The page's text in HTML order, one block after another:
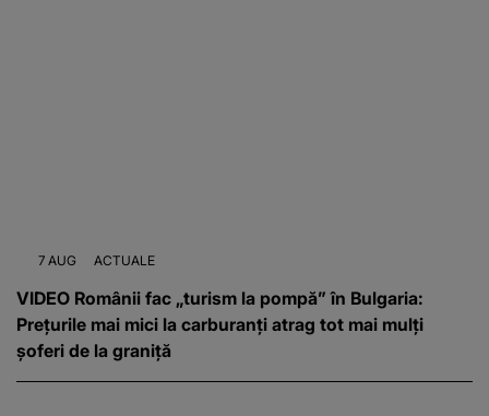
7 AUG ACTUALE
VIDEO Românii fac „turism la pompă” în Bulgaria:
Prețurile mai mici la carburanți atrag tot mai mulți
șoferi de la graniță